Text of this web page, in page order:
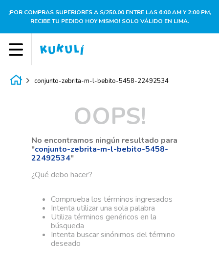
¡POR COMPRAS SUPERIORES A S/250.00 ENTRE LAS 6:00 AM Y 2:00 PM,
RECIBE TU PEDIDO HOY MISMO! SOLO VÁLIDO EN LIMA.
conjunto-zebrita-m-l-bebito-5458-22492534
OOPS!
No encontramos ningún resultado para
"conjunto-zebrita-m-l-bebito-5458-
22492534"
¿Qué debo hacer?
Comprueba los términos ingresados
Intenta utilizar una sola palabra
Utiliza términos genéricos en la
búsqueda
Intenta buscar sinónimos del término
deseado